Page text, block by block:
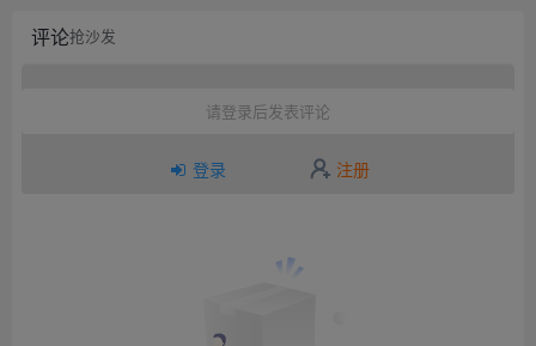
评论抢沙发
请登录后发表评论
登录 注册